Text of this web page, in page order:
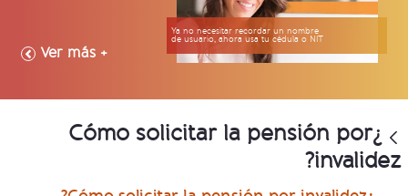
Ya no necesitar recordar un nombre
de usuario, ahora usa tu cédula o NIT
+ Ver más
¿Cómo solicitar la pensión por
invalidez?